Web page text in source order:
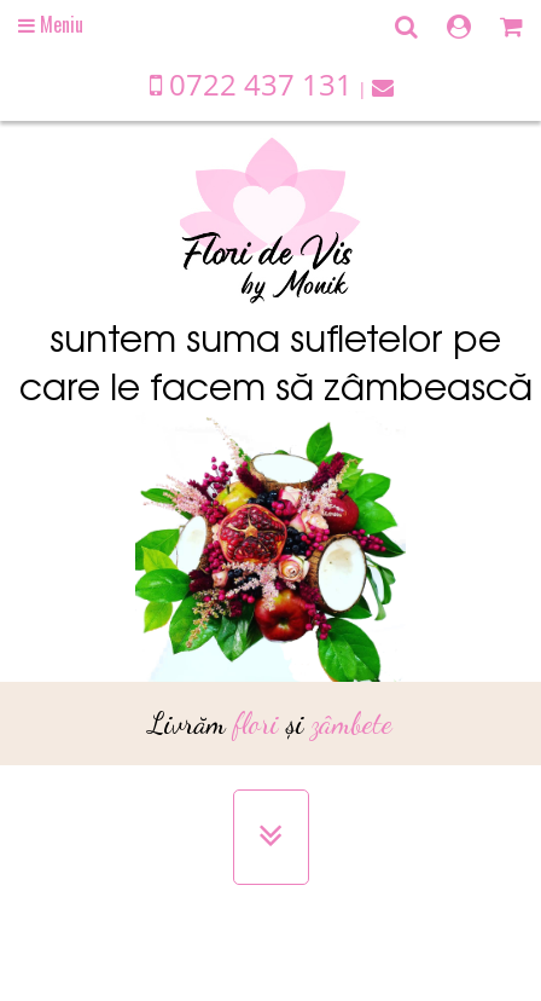
suntem suma sufletelor pe
care le facem să zâmbească
Livrămfloriși zâmbete
OpenMeniu
0722 437 131